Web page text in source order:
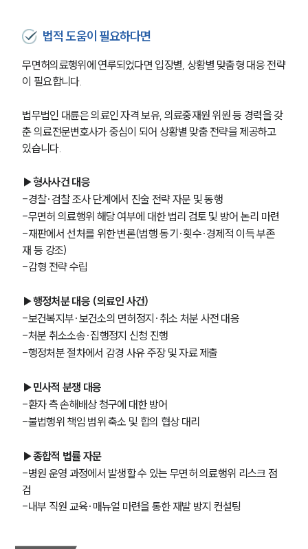
법적 도움이 필요하다면
무면허의료행위에 연루되었다면 입장별, 상황별 맞춤형 대응 전략
이 필요합니다.
법무법인 대륜은 의료인 자격 보유, 의료중재원 위원 등 경력을 갖
춘 의료전문변호사가 중심이 되어 상황별 맞춤 전략을 제공하고
있습니다.
▶형사사건 대응
-경찰·검찰 조사 단계에서 진술 전략 자문 및 동행
-무면허 의료행위 해당 여부에 대한 법리 검토 및 방어 논리 마련
-재판에서 선처를 위한 변론(범행 동기·횟수·경제적 이득 부존
재 등 강조)
-감형 전략 수립
▶행정처분 대응 (의료인 사건)
-보건복지부·보건소의 면허정지·취소 처분 사전 대응
-처분 취소소송·집행정지 신청 진행
-행정처분 절차에서 감경 사유 주장 및 자료 제출
▶민사적 분쟁 대응
-환자 측 손해배상 청구에 대한 방어
-불법행위 책임 범위 축소 및 합의 협상 대리
▶종합적 법률 자문
-병원 운영 과정에서 발생할 수 있는 무면허 의료행위 리스크 점
검
-내부 직원 교육·매뉴얼 마련을 통한 재발 방지 컨설팅